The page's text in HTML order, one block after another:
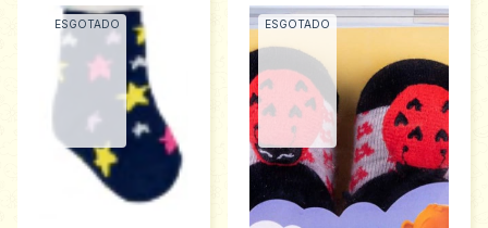
ESGOTADO ESGOTADO